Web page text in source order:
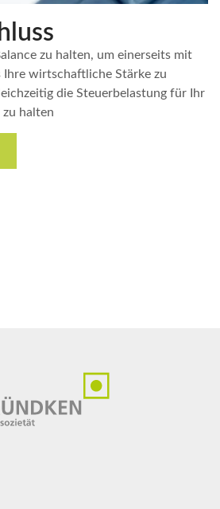
zu halten, um einerseits mit
Ihre wirtschaftliche Stärke zu
die Steuerbelastung für Ihr
halten